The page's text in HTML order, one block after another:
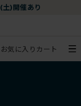
(土)開催あり
お気に入り カート